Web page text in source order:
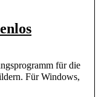
für die
Für Windows,